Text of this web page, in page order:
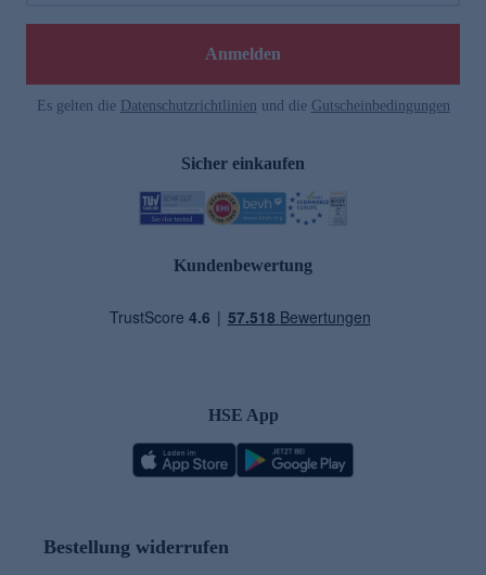
Anmelden
Es gelten die Datenschutzrichtlinien und die Gutscheinbedingungen
Sicher einkaufen
Kundenbewertung
HSE App
Bestellung widerrufen